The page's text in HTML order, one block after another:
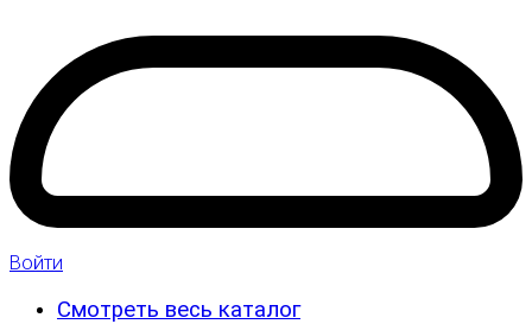
Войти
Смотреть весь каталог